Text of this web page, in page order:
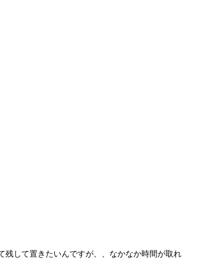
残して置きたいんですが、、なかなか時間が取れ